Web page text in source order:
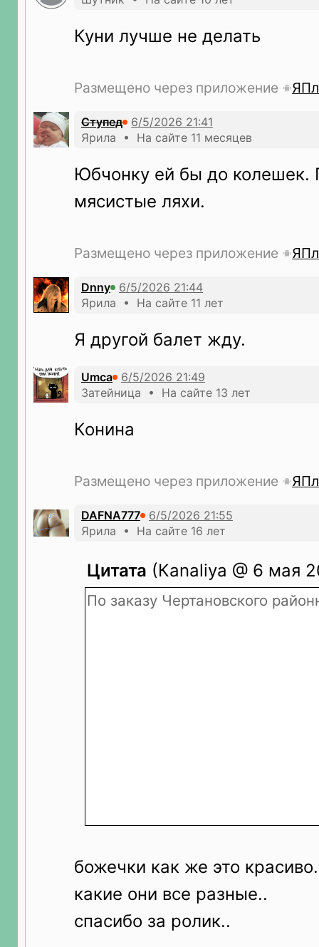
Куни лучше не делать
Размещено через приложение
Ступед
Ярила • На сайте 11 месяцев
Юбчонку ей бы до колешек.
мясистые ляхи.
Размещено через приложение
Dnny
Ярила • На сайте 11 лет
Я другой балет жду.
Umca
Затейница • На сайте 13 лет
Конина
Размещено через приложение
DAFNA777
Ярила • На сайте 16 лет
Цитата (Кanaliya @ 6 мая
По заказу Чертановского
божечки как же это
какие они все разные..
спасибо за ролик..